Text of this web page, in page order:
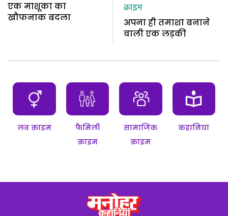
एक माशूका का
खौफनाक बदला
क्राइम
अपना ही तमाशा बनाने
वाली एक लड़की
लव क्राइम
फैमिली
क्राइम
सामाजिक
क्राइम
कहानियां